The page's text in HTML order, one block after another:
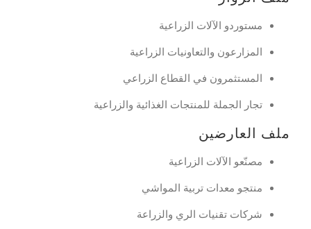
مستوردو الآلات الزراعية
المزارعون والتعاونيات الزراعية
المستثمرون في القطاع الزراعي
تجار الجملة للمنتجات الغذائية والزراعية
ملف العارضين
مصنّعو الآلات الزراعية
منتجو معدات تربية المواشي
شركات تقنيات الري والزراعة